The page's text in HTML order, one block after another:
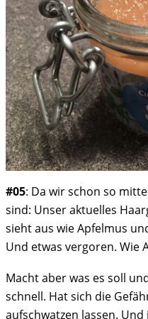
#05: Da wir schon so
sind: Unser aktuelles
sieht aus wie Apfelmus
Und etwas vergoren. Wie
Macht aber was es soll
schnell. Hat sich die
aufschwatzen lassen.